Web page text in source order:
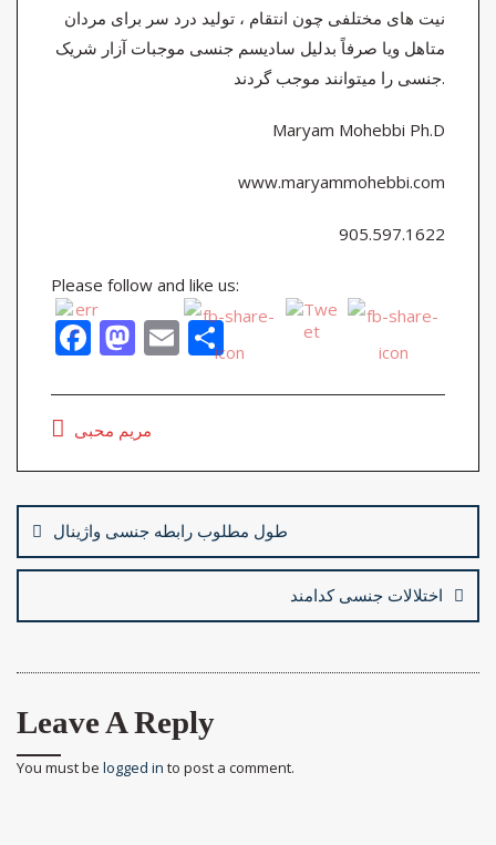
نیت های مختلفی چون انتقام ، تولید درد سر برای مردان
متاهل ویا صرفاً بدلیل سادیسم جنسی موجبات آزار شریک
جنسی را میتوانند موجب گردند.
Maryam Mohebbi Ph.D
www.maryammohebbi.com
905.597.1622
Please follow and like us:
F
e
b
o
o
k
M
to
d
o
n
E
ai
S
h
ar مریم محبی
navigation
طول مطلوب رابطه جنسی واژینال
اختلالات جنسی کدامند
Leave A Reply
You must be logged in to post a comment.